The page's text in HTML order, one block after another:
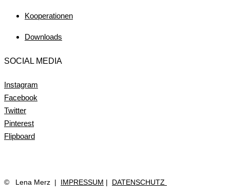
Kooperationen
Downloads
SOCIAL MEDIA
Instagram
Facebook
Twitter
Pinterest
Flipboard
© Lena Merz | IMPRESSUM | DATENSCHUTZ